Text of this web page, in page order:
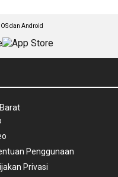
dan Android
Penggunaan
Privasi